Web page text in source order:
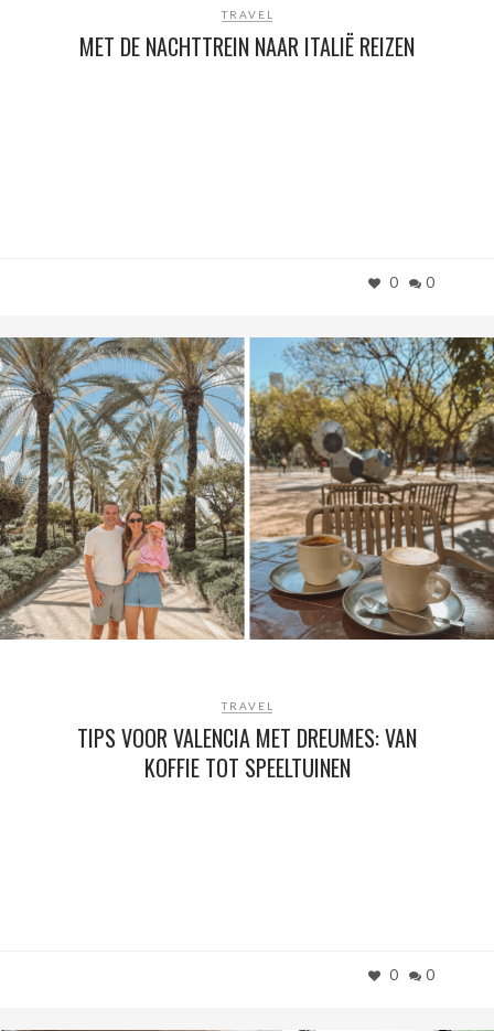
TRAVEL
MET DE NACHTTREIN NAAR ITALIË REIZEN
0 0
TRAVEL
TIPS VOOR VALENCIA MET DREUMES: VAN
KOFFIE TOT SPEELTUINEN
0 0